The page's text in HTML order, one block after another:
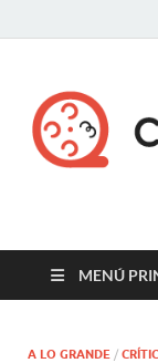
Cine
MENÚ
A LO GRANDE /